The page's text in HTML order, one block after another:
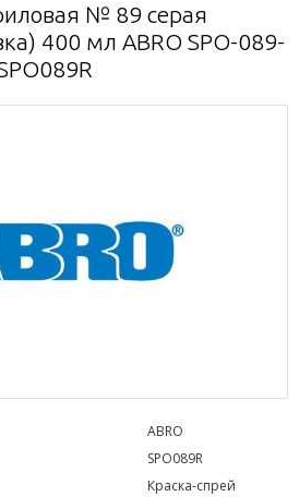
№ 89 серая
400 мл ABRO SPO-089-
ABRO
SPO089R
Краска-спрей